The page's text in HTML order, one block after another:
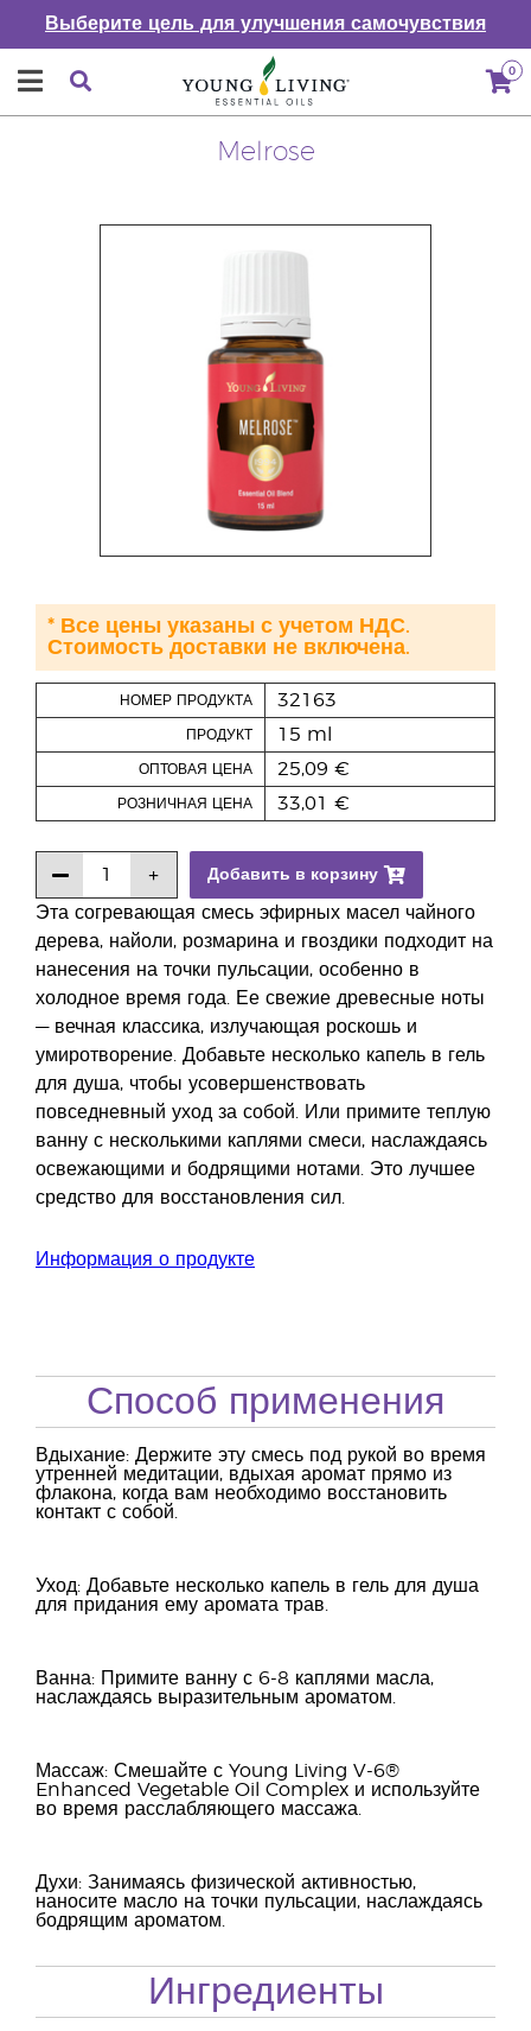
Выберите цель для улучшения самочувствия
0
Melrose
Эта согревающая смесь эфирных масел чайного
дерева, найоли, розмарина и гвоздики подходит на
нанесения на точки пульсации, особенно в
холодное время года. Ее свежие древесные ноты
— вечная классика, излучающая роскошь и
умиротворение. Добавьте несколько капель в гель
для душа, чтобы усовершенствовать
повседневный уход за собой. Или примите теплую
ванну с несколькими каплями смеси, наслаждаясь
освежающими и бодрящими нотами. Это лучшее
средство для восстановления сил.
Информация о продукте
НОМЕР ПРОДУКТА 32163
ПРОДУКТ 15 ml
ОПТОВАЯ ЦЕНА 25,09 €
РОЗНИЧНАЯ ЦЕНА 33,01 €
Добавить в корзину
* Все цены указаны с учетом НДС.
Стоимость доставки не включена.
Способ применения
Вдыхание: Держите эту смесь под рукой во время
утренней медитации, вдыхая аромат прямо из
флакона, когда вам необходимо восстановить
контакт с собой.
Уход: Добавьте несколько капель в гель для душа
для придания ему аромата трав.
Ванна: Примите ванну с 6-8 каплями масла,
наслаждаясь выразительным ароматом.
Массаж: Смешайте с Young Living V-6®
Enhanced Vegetable Oil Complex и используйте
во время расслабляющего массажа.
Духи: Занимаясь физической активностью,
наносите масло на точки пульсации, наслаждаясь
бодрящим ароматом.
Ингредиенты